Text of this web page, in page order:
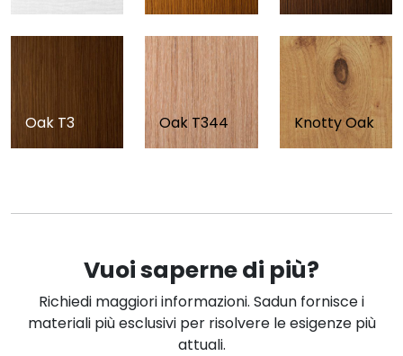
Oak T3 Oak T344 Knotty Oak
Vuoi saperne di più?
Richiedi maggiori informazioni. Sadun fornisce i
materiali più esclusivi per risolvere le esigenze più
attuali.